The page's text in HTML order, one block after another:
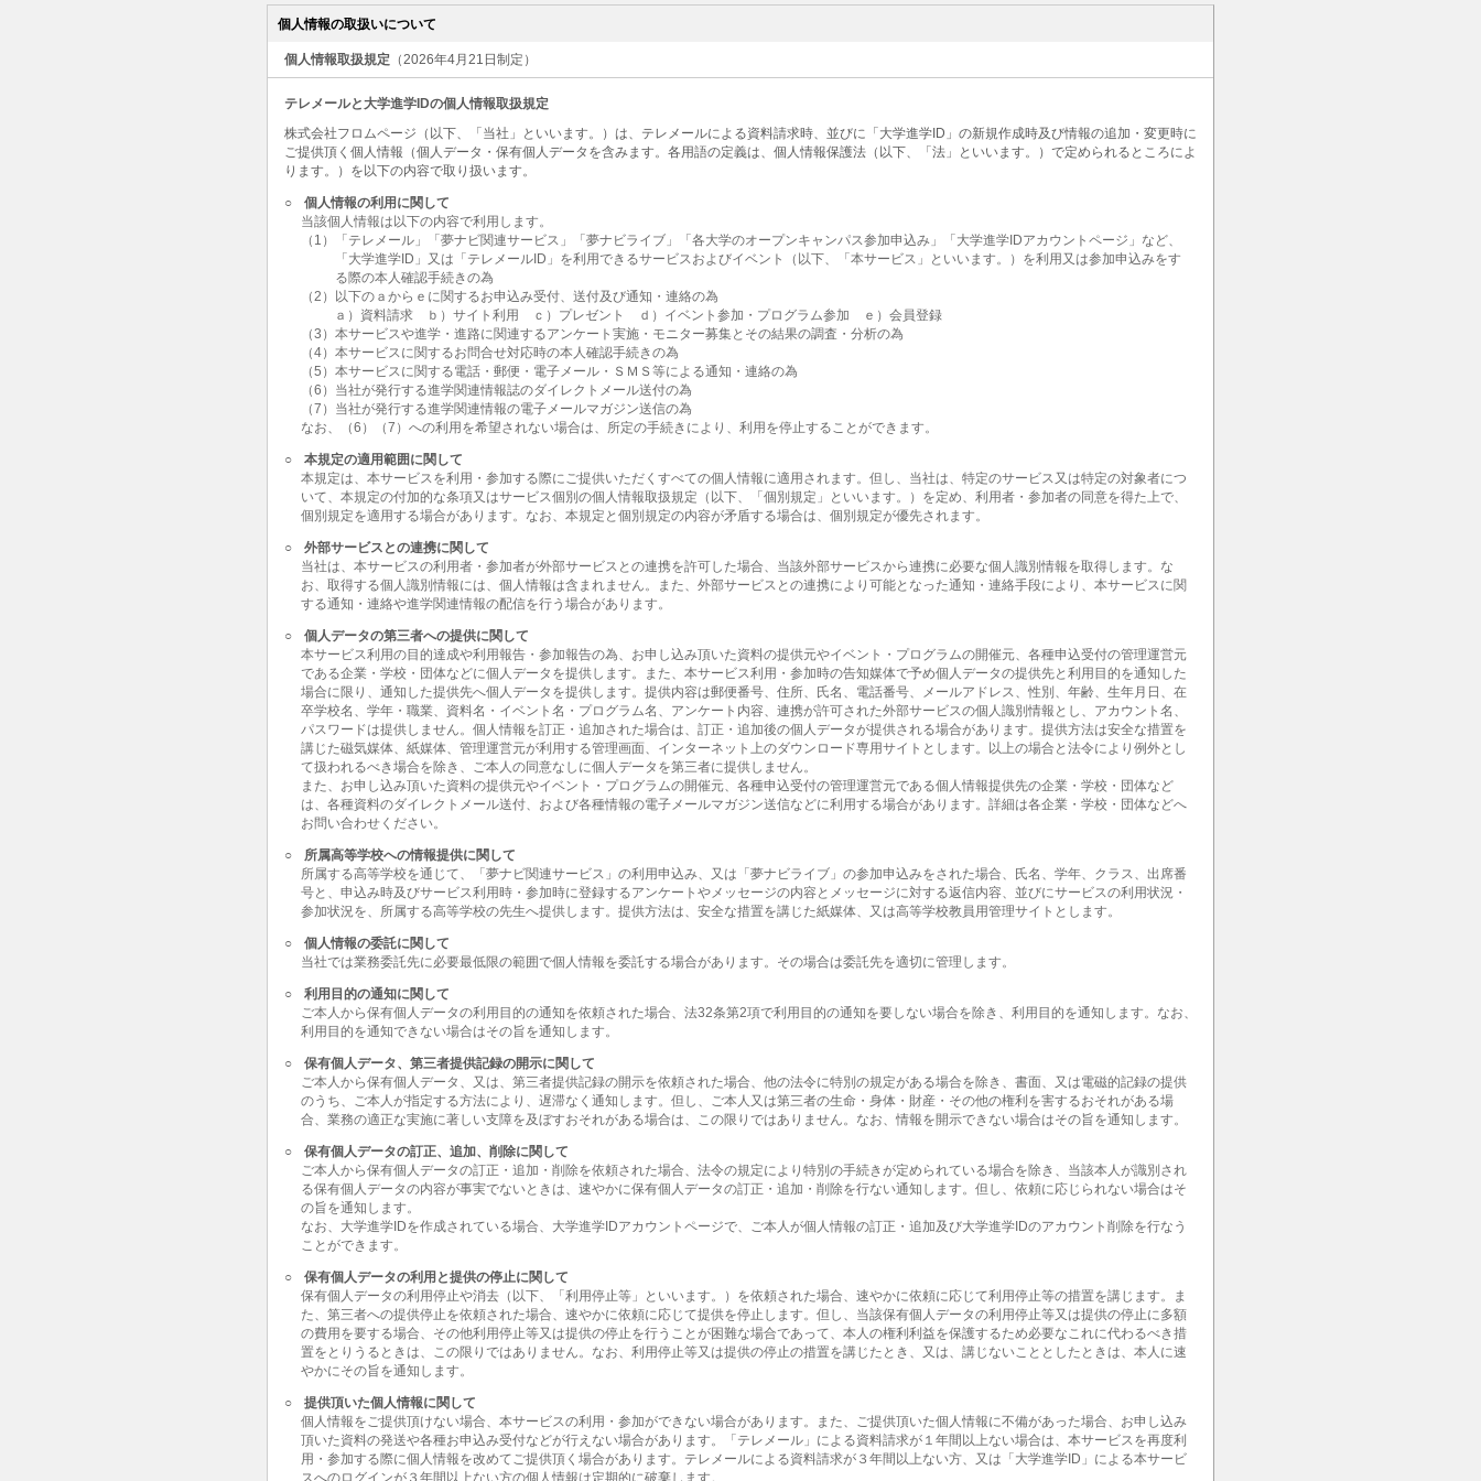
個人情報の取扱いについて
個人情報取扱規定 （2026年4月21日制定）
テレメールと大学進学IDの個人情報取扱規定
株式会社フロムページ（以下、「当社」といいます。）は、テレメールによる資料請求時、並びに「大学進学ID」の新規作成時及び情報の追加・変更時に
ご提供頂く個人情報（個人データ・保有個人データを含みます。各用語の定義は、個人情報保護法（以下、「法」といいます。）で定められるところによ
ります。）を以下の内容で取り扱います。
○
個人情報の利用に関して
当該個人情報は以下の内容で利用します。
（1）「テレメール」「夢ナビ関連サービス」「夢ナビライブ」「各大学のオープンキャンパス参加申込み」「大学進学IDアカウントページ」など、
「大学進学ID」又は「テレメールID」を利用できるサービスおよびイベント（以下、「本サービス」といいます。）を利用又は参加申込みをす
る際の本人確認手続きの為
（2）以下のａからｅに関するお申込み受付、送付及び通知・連絡の為
ａ）資料請求 ｂ）サイト利用 ｃ）プレゼント ｄ）イベント参加・プログラム参加 ｅ）会員登録
（3）本サービスや進学・進路に関連するアンケート実施・モニター募集とその結果の調査・分析の為
（4）本サービスに関するお問合せ対応時の本人確認手続きの為
（5）本サービスに関する電話・郵便・電子メール・ＳＭＳ等による通知・連絡の為
（6）当社が発行する進学関連情報誌のダイレクトメール送付の為
（7）当社が発行する進学関連情報の電子メールマガジン送信の為
なお、（6）（7）への利用を希望されない場合は、所定の手続きにより、利用を停止することができます。
○
本規定の適用範囲に関して
本規定は、本サービスを利用・参加する際にご提供いただくすべての個人情報に適用されます。但し、当社は、特定のサービス又は特定の対象者につ
いて、本規定の付加的な条項又はサービス個別の個人情報取扱規定（以下、「個別規定」といいます。）を定め、利用者・参加者の同意を得た上で、
個別規定を適用する場合があります。なお、本規定と個別規定の内容が矛盾する場合は、個別規定が優先されます。
○
外部サービスとの連携に関して
当社は、本サービスの利用者・参加者が外部サービスとの連携を許可した場合、当該外部サービスから連携に必要な個人識別情報を取得します。な
お、取得する個人識別情報には、個人情報は含まれません。また、外部サービスとの連携により可能となった通知・連絡手段により、本サービスに関
する通知・連絡や進学関連情報の配信を行う場合があります。
○
個人データの第三者への提供に関して
本サービス利用の目的達成や利用報告・参加報告の為、お申し込み頂いた資料の提供元やイベント・プログラムの開催元、各種申込受付の管理運営元
である企業・学校・団体などに個人データを提供します。また、本サービス利用・参加時の告知媒体で予め個人データの提供先と利用目的を通知した
場合に限り、通知した提供先へ個人データを提供します。提供内容は郵便番号、住所、氏名、電話番号、メールアドレス、性別、年齢、生年月日、在
卒学校名、学年・職業、資料名・イベント名・プログラム名、アンケート内容、連携が許可された外部サービスの個人識別情報とし、アカウント名、
パスワードは提供しません。個人情報を訂正・追加された場合は、訂正・追加後の個人データが提供される場合があります。提供方法は安全な措置を
講じた磁気媒体、紙媒体、管理運営元が利用する管理画面、インターネット上のダウンロード専用サイトとします。以上の場合と法令により例外とし
て扱われるべき場合を除き、ご本人の同意なしに個人データを第三者に提供しません。
また、お申し込み頂いた資料の提供元やイベント・プログラムの開催元、各種申込受付の管理運営元である個人情報提供先の企業・学校・団体など
は、各種資料のダイレクトメール送付、および各種情報の電子メールマガジン送信などに利用する場合があります。詳細は各企業・学校・団体などへ
お問い合わせください。
○
所属高等学校への情報提供に関して
所属する高等学校を通じて、「夢ナビ関連サービス」の利用申込み、又は「夢ナビライブ」の参加申込みをされた場合、氏名、学年、クラス、出席番
号と、申込み時及びサービス利用時・参加時に登録するアンケートやメッセージの内容とメッセージに対する返信内容、並びにサービスの利用状況・
参加状況を、所属する高等学校の先生へ提供します。提供方法は、安全な措置を講じた紙媒体、又は高等学校教員用管理サイトとします。
○
個人情報の委託に関して
当社では業務委託先に必要最低限の範囲で個人情報を委託する場合があります。その場合は委託先を適切に管理します。
○
利用目的の通知に関して
ご本人から保有個人データの利用目的の通知を依頼された場合、法32条第2項で利用目的の通知を要しない場合を除き、利用目的を通知します。なお、
利用目的を通知できない場合はその旨を通知します。
○
保有個人データ、第三者提供記録の開示に関して
ご本人から保有個人データ、又は、第三者提供記録の開示を依頼された場合、他の法令に特別の規定がある場合を除き、書面、又は電磁的記録の提供
のうち、ご本人が指定する方法により、遅滞なく通知します。但し、ご本人又は第三者の生命・身体・財産・その他の権利を害するおそれがある場
合、業務の適正な実施に著しい支障を及ぼすおそれがある場合は、この限りではありません。なお、情報を開示できない場合はその旨を通知します。
○
保有個人データの訂正、追加、削除に関して
ご本人から保有個人データの訂正・追加・削除を依頼された場合、法令の規定により特別の手続きが定められている場合を除き、当該本人が識別され
る保有個人データの内容が事実でないときは、速やかに保有個人データの訂正・追加・削除を行ない通知します。但し、依頼に応じられない場合はそ
の旨を通知します。
なお、大学進学IDを作成されている場合、大学進学IDアカウントページで、ご本人が個人情報の訂正・追加及び大学進学IDのアカウント削除を行なう
ことができます。
○
保有個人データの利用と提供の停止に関して
保有個人データの利用停止や消去（以下、「利用停止等」といいます。）を依頼された場合、速やかに依頼に応じて利用停止等の措置を講じます。ま
た、第三者への提供停止を依頼された場合、速やかに依頼に応じて提供を停止します。但し、当該保有個人データの利用停止等又は提供の停止に多額
の費用を要する場合、その他利用停止等又は提供の停止を行うことが困難な場合であって、本人の権利利益を保護するため必要なこれに代わるべき措
置をとりうるときは、この限りではありません。なお、利用停止等又は提供の停止の措置を講じたとき、又は、講じないこととしたときは、本人に速
やかにその旨を通知します。
○
提供頂いた個人情報に関して
個人情報をご提供頂けない場合、本サービスの利用・参加ができない場合があります。また、ご提供頂いた個人情報に不備があった場合、お申し込み
頂いた資料の発送や各種お申込み受付などが行えない場合があります。「テレメール」による資料請求が１年間以上ない場合は、本サービスを再度利
用・参加する際に個人情報を改めてご提供頂く場合があります。テレメールによる資料請求が３年間以上ない方、又は「大学進学ID」による本サービ
スへのログインが３年間以上ない方の個人情報は定期的に破棄します。